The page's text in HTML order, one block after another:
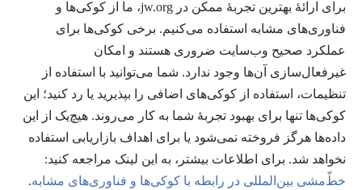
برای ارائهٔ بهترین تجربهٔ ممکن در jw.org، ما از کوکی‌ها و
فناوری‌های مشابه استفاده می‌کنیم. برخی کوکی‌ها برای
عملکرد صحیح وب‌سایت ضروری هستند و امکان
غیرفعال‌سازی آن‌ها وجود ندارد. شما می‌توانید با استفاده از
تنظیمات، استفاده از کوکی‌های اضافی را بپذیرید یا رد کنید؛ این
کوکی‌ها تنها برای بهبود تجربهٔ شما به کار می‌روند. هیچ‌یک از این
داده‌ها هرگز فروخته نمی‌شود یا برای اهداف بازاریابی استفاده
نخواهد شد. برای اطلاعات بیشتر، به این لینک مراجعه کنید:‏
خطّ‌مشی بین‌المللی در رابطه با کوکی‌ها و فناوری‌های مشابه.
(پنجره‌ای
جدید
می‌شود)
کتابخانهٔ آنلاین نشریات شاهدان یَهُوَه
(پنجره‌ای
جدید
می‌شود)
JW Hub
®
(پنجره‌ای
باز
می‌شود)
®
JW Library
Watchtower Library